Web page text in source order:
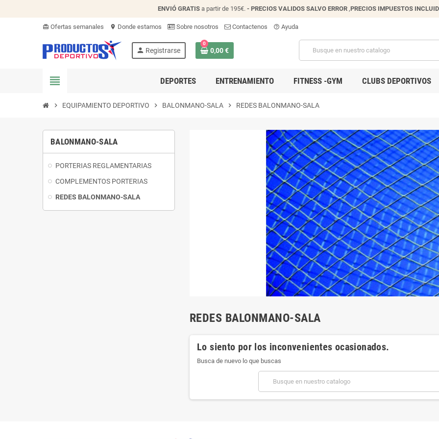
ENVIÓ GRATIS a partir de 195€. - PRECIOS VALIDOS SALVO ERROR ,PRECIOS IMPUESTOS
card_giftcard Ofertas semanales location_on Donde estamos Sobre nosotros Contactenos help_outline Ayuda
person Registrarse
0
0,00 €
view_headline DEPORTES ENTRENAMIENTO FITNESS -GYM CLUBS DEPORTIVOS
chevron_right EQUIPAMIENTO DEPORTIVO chevron_right BALONMANO-SALA chevron_right REDES BALONMANO-SALA
BALONMANO-SALA
PORTERIAS REGLAMENTARIAS
COMPLEMENTOS PORTERIAS
REDES BALONMANO-SALA
REDES BALONMANO-SALA
Lo siento por los inconvenientes ocasionados.
Busca de nuevo lo que buscas